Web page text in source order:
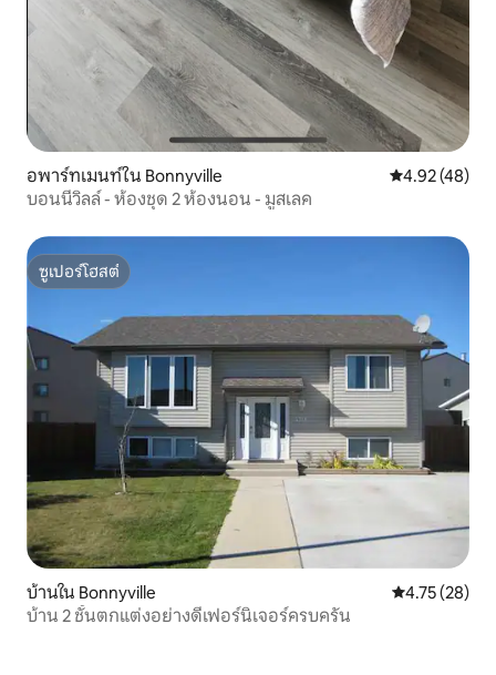
อพาร์ทเมนท์ใน Bonnyville คะแนนเฉลี่ย
4.92 (48)
บอนนีวิลล์ - ห้องชุด 2 ห้องนอน - มูสเลค
ซูเปอร์โฮสต์
ซูเปอร์โฮสต์
บ้านใน Bonnyville คะแนนเฉลี่ย
4.75 (28)
บ้าน 2 ชั้นตกแต่งอย่างดีเฟอร์นิเจอร์ครบครัน